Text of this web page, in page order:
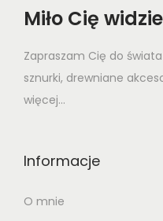
Miło Cię
Zapraszam Cię do
sznurki, drewniane
więcej...
Informacje
O mnie